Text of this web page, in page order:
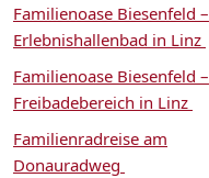
Familienoase Biesenfeld –
Erlebnishallenbad in Linz
Familienoase Biesenfeld –
Freibadebereich in Linz
Familienradreise am
Donauradweg